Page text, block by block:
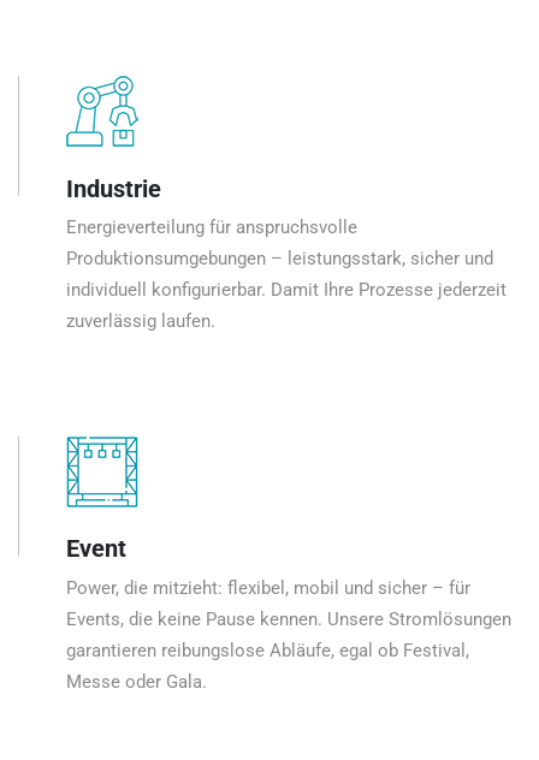
Industrie
Energieverteilung für anspruchsvolle
Produktionsumgebungen – leistungsstark, sicher und
individuell konfigurierbar. Damit Ihre Prozesse jederzeit
zuverlässig laufen.
Event
Power, die mitzieht: flexibel, mobil und sicher – für
Events, die keine Pause kennen. Unsere Stromlösungen
garantieren reibungslose Abläufe, egal ob Festival,
Messe oder Gala.